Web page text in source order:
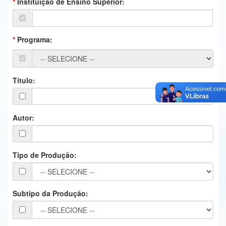
Ministério da Ciência, Tecnologia, Inovações e Comunicações
Ministério do Turismo
Controladoria-Geral da União
Secretaria-Geral
Secretaria de Governo
Gabinete de Segurança Institucional
Advocacia-Geral da União
Banco Central do Brasil
Programa:
Título:
Autor:
Tipo de Produção:
Subtipo da Produção: